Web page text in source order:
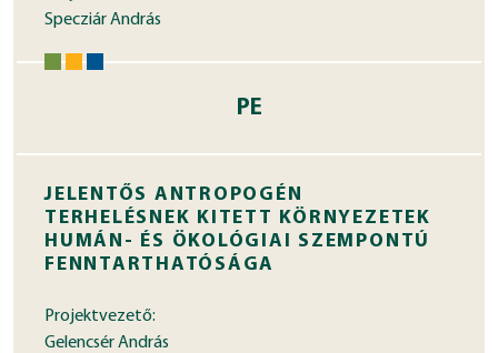
Specziár András
PE
JELENTŐS ANTROPOGÉN
TERHELÉSNEK KITETT KÖRNYEZETEK
HUMÁN- ÉS ÖKOLÓGIAI SZEMPONTÚ
FENNTARTHATÓSÁGA
Projektvezető:
Gelencsér András